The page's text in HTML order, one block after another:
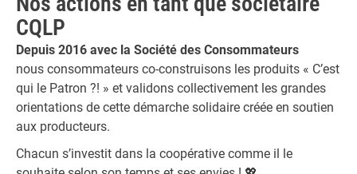
CQLP
Depuis 2016 avec la Société des Consommateurs
nous consommateurs co-construisons les produits « C’est
qui le Patron ?! » et validons collectivement les grandes
orientations de cette démarche solidaire créée en soutien
aux producteurs.
Chacun s’investit dans la coopérative comme il le